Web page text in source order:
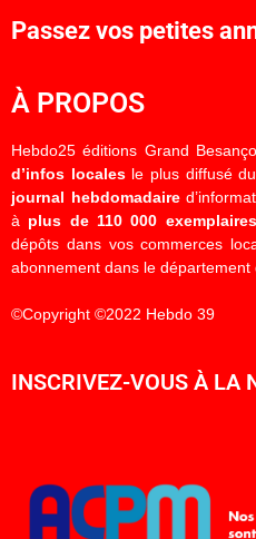
Passez vos petites
À PROPOS
Hebdo25 éditions Grand
d’infos localesle plus diffusé
journal hebdomadaire
à plus de 110 000 exemplaires
dépôts dans vos commerces
abonnement dans le département
©Copyright ©2022 Hebdo 39
INSCRIVEZ-VOUS À LA